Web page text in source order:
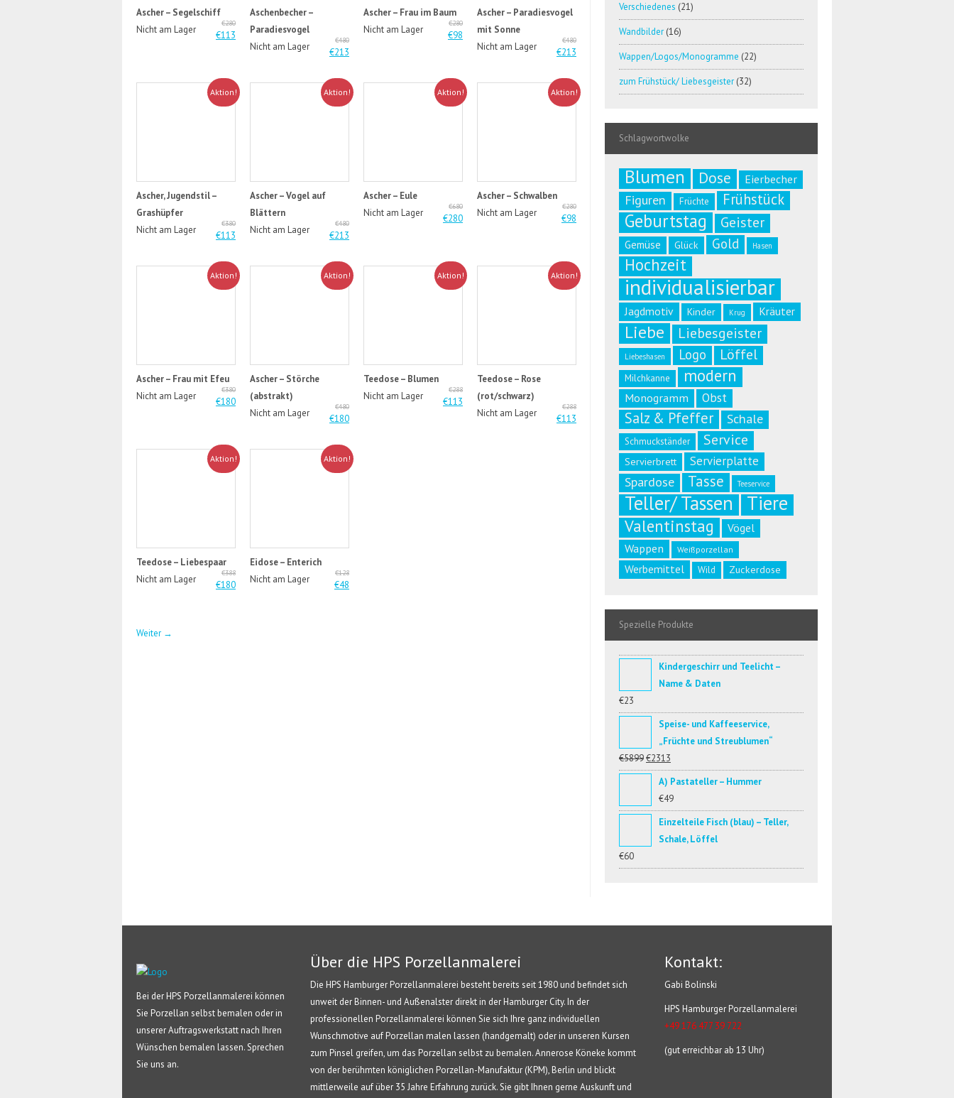
Ascher – Segelschiff
€280
€113
Nicht am Lager
Aschenbecher –
Paradiesvogel
€480
€213
Nicht am Lager
Ascher – Frau im Baum
€280
€98
Nicht am Lager
Ascher – Paradiesvogel
mit Sonne
€480
€213
Nicht am Lager
Aktion!
Ascher, Jugendstil –
Grashüpfer
€380
€113
Nicht am Lager
Aktion!
Ascher – Vogel auf
Blättern
€480
€213
Nicht am Lager
Aktion!
Ascher – Eule
€680
€280
Nicht am Lager
Aktion!
Ascher – Schwalben
€280
€98
Nicht am Lager
Aktion!
Ascher – Frau mit Efeu
€380
€180
Nicht am Lager
Aktion!
Ascher – Störche
(abstrakt)
€480
€180
Nicht am Lager
Aktion!
Teedose – Blumen
€288
€113
Nicht am Lager
Aktion!
Teedose – Rose
(rot/schwarz)
€288
€113
Nicht am Lager
Aktion!
Teedose – Liebespaar
€388
€180
Nicht am Lager
Aktion!
Eidose – Enterich
€128
€48
Nicht am Lager
Weiter →
Verschiedenes (21)
Wandbilder (16)
Wappen/Logos/Monogramme (22)
zum Frühstück/ Liebesgeister (32)
Schlagwortwolke
Blumen Dose Eierbecher
Figuren Früchte Frühstück
Geburtstag Geister
Gemüse Glück Gold Hasen
Hochzeit
individualisierbar
Jagdmotiv Kinder Krug Kräuter
Liebe Liebesgeister
Liebeshasen Logo Löffel
Milchkanne modern
Monogramm Obst
Salz & Pfeffer Schale
Schmuckständer Service
Servierbrett Servierplatte
Spardose Tasse Teeservice
Teller/ Tassen Tiere
Valentinstag
Vögel
Wappen
Weißporzellan
Werbemittel Wild Zuckerdose
Spezielle Produkte
Kindergeschirr und Teelicht –
Name & Daten
€23
Speise- und Kaffeeservice,
„Früchte und Streublumen“
€5899€2313
A) Pastateller – Hummer
€49
Einzelteile Fisch (blau) – Teller,
Schale, Löffel
€60
Bei der HPS Porzellanmalerei können
Sie Porzellan selbst bemalen oder in
unserer Auftragswerkstatt nach Ihren
Wünschen bemalen lassen. Sprechen
Sie uns an.
Über die HPS Porzellanmalerei
Die HPS Hamburger Porzellanmalerei besteht bereits seit 1980 und befindet sich
unweit der Binnen- und Außenalster direkt in der Hamburger City. In der
professionellen Porzellanmalerei können Sie sich Ihre ganz individuellen
Wunschmotive auf Porzellan malen lassen (handgemalt) oder in unseren Kursen
zum Pinsel greifen, um das Porzellan selbst zu bemalen. Annerose Köneke kommt
von der berühmten königlichen Porzellan-Manufaktur (KPM), Berlin und blickt
mittlerweile auf über 35 Jahre Erfahrung zurück. Sie gibt Ihnen gerne Auskunft und
Kontakt:
Gabi Bolinski
HPS Hamburger Porzellanmalerei
+49 176 477 39 722
(gut erreichbar ab 13 Uhr)